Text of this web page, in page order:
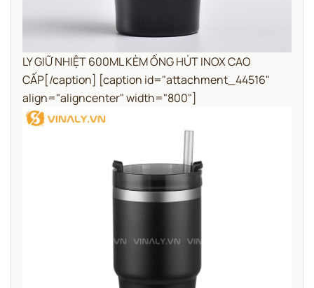
LY GIỮ NHIỆT 600ML KÈM ỐNG HÚT INOX CAO
CẤP[/caption] [caption id="attachment_44516"
align="aligncenter" width="800"]